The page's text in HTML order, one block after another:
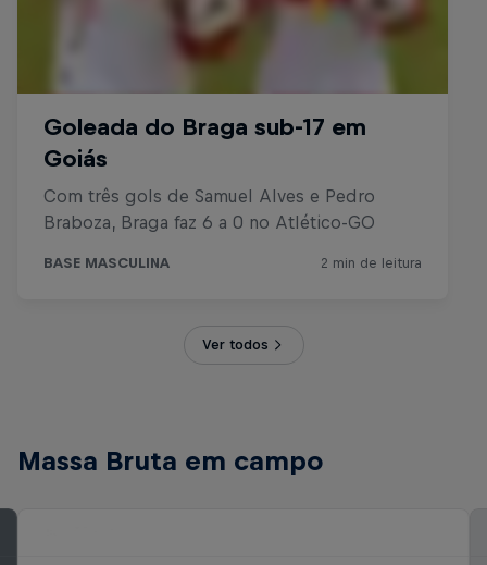
Ver todos
Massa Bruta em campo